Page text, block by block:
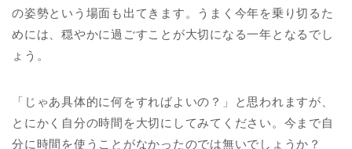
の姿勢という場面も出てきます。うまく今年を乗り切るた
めには、穏やかに過ごすことが大切になる一年となるでし
ょう。
「じゃあ具体的に何をすればよいの？」と思われますが、
とにかく自分の時間を大切にしてみてください。今まで自
分に時間を使うことがなかったのでは無いでしょうか？